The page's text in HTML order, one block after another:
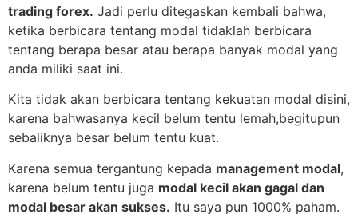
trading forex. Jadi perlu ditegaskan kembali bahwa,
ketika berbicara tentang modal tidaklah berbicara
tentang berapa besar atau berapa banyak modal yang
anda miliki saat ini.
Kita tidak akan berbicara tentang kekuatan modal disini,
karena bahwasanya kecil belum tentu lemah,begitupun
sebaliknya besar belum tentu kuat.
Karena semua tergantung kepada management modal,
karena belum tentu juga modal kecil akan gagal dan
modal besar akan sukses. Itu saya pun 1000% paham.